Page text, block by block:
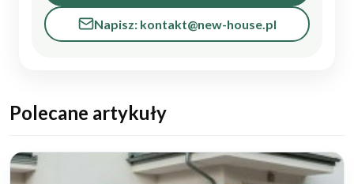
Napisz: kontakt@new-house.pl
Polecane artykuły